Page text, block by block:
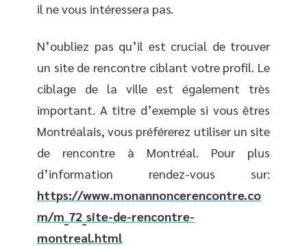
il ne vous intéressera pas.
N’oubliez pas qu’il est crucial de trouver
un site de rencontre ciblant votre profil. Le
ciblage de la ville est également très
important. A titre d’exemple si vous êtres
Montréalais, vous préférerez utiliser un site
de rencontre à Montréal. Pour plus
d’information rendez-vous sur:
https://www.monannoncerencontre.co
m/m_72_site-de-rencontre-
montreal.html